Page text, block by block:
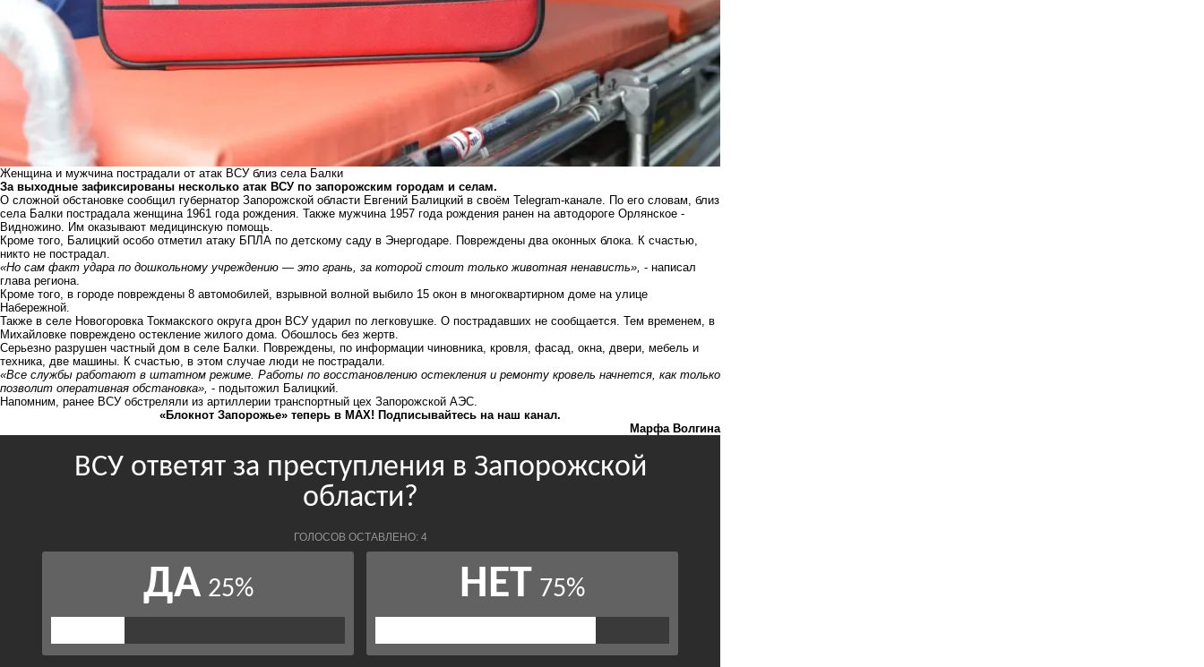
Женщина и мужчина пострадали от атак ВСУ близ села Балки
За выходные зафиксированы несколько атак ВСУ по запорожским городам и селам.
О сложной обстановке сообщил губернатор Запорожской области Евгений Балицкий в своём Telegram-канале. По его словам, близ
села Балки пострадала женщина 1961 года рождения. Также мужчина 1957 года рождения ранен на автодороге Орлянское -
Видножино. Им оказывают медицинскую помощь.
Кроме того, Балицкий особо отметил атаку БПЛА по детскому саду в Энергодаре. Повреждены два оконных блока. К счастью,
никто не пострадал.
«Но сам факт удара по дошкольному учреждению — это грань, за которой стоит только животная ненависть», - написал
глава региона.
Кроме того, в городе повреждены 8 автомобилей, взрывной волной выбило 15 окон в многоквартирном доме на улице
Набережной.
Также в селе Новогоровка Токмакского округа дрон ВСУ ударил по легковушке. О пострадавших не сообщается. Тем временем, в
Михайловке повреждено остекление жилого дома. Обошлось без жертв.
Серьезно разрушен частный дом в селе Балки. Повреждены, по информации чиновника, кровля, фасад, окна, двери, мебель и
техника, две машины. К счастью, в этом случае люди не пострадали.
«Все службы работают в штатном режиме. Работы по восстановлению остекления и ремонту кровель начнется, как только
позволит оперативная обстановка», - подытожил Балицкий.
Напомним, ранее ВСУ обстреляли из артиллерии транспортный цех Запорожской АЭС.
«Блокнот Запорожье» теперь в MAX! Подписывайтесь на наш канал.
Марфа Волгина